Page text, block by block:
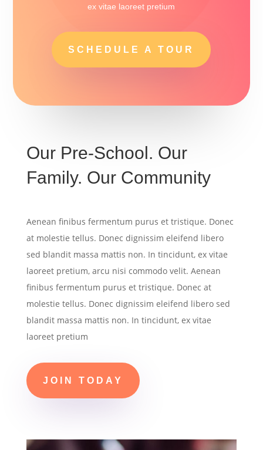
ex vitae laoreet pretium
SCHEDULE A TOUR
Our Pre-School. Our
Family. Our Community
Aenean finibus fermentum purus et tristique. Donec
at molestie tellus. Donec dignissim eleifend libero
sed blandit massa mattis non. In tincidunt, ex vitae
laoreet pretium, arcu nisi commodo velit. Aenean
finibus fermentum purus et tristique. Donec at
molestie tellus. Donec dignissim eleifend libero sed
blandit massa mattis non. In tincidunt, ex vitae
laoreet pretium
JOIN TODAY